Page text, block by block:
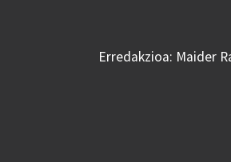
Erredakzioa: Maider